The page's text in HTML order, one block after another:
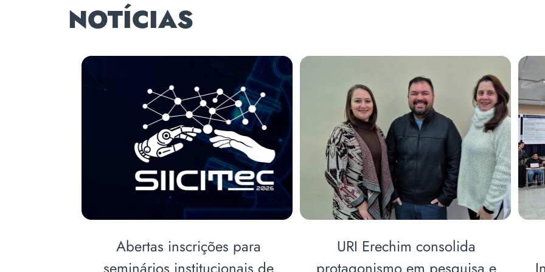
NOTÍCIAS
Acadêmicos de Medicina
Coordenador de Medicina